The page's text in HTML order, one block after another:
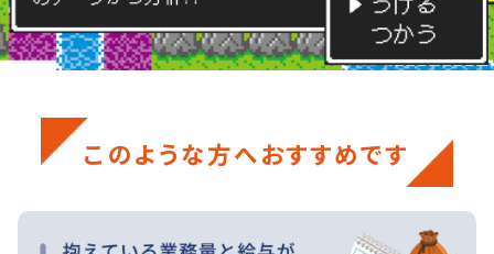
このような方へおすすめです